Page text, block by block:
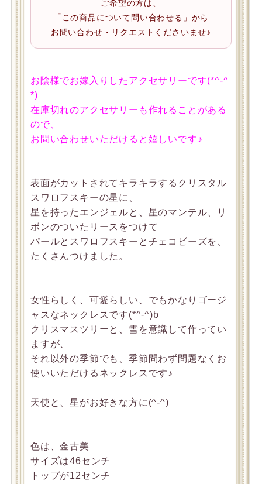
ご希望の方は、
「この商品について問い合わせる」から
お問い合わせ・リクエストくださいませ♪
お陰様でお嫁入りしたアクセサリーです(*^-^
*)
在庫切れのアクセサリーも作れることがある
ので、
お問い合わせいただけると嬉しいです♪
表面がカットされてキラキラするクリスタル
スワロフスキーの星に、
星を持ったエンジェルと、星のマンテル、リ
ボンのついたリースをつけて
パールとスワロフスキーとチェコビーズを、
たくさんつけました。
女性らしく、可愛らしい、でもかなりゴージ
ャスなネックレスです(*^-^)b
クリスマスツリーと、雪を意識して作ってい
ますが、
それ以外の季節でも、季節問わず問題なくお
使いいただけるネックレスです♪
天使と、星がお好きな方に(^-^)
色は、金古美
サイズは46センチ
トップが12センチ